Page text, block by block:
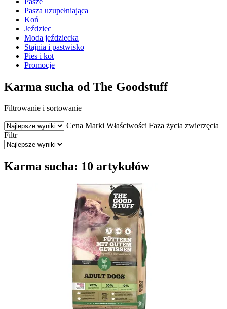
Pasza uzupełniająca
Koń
Jeździec
Moda jeździecka
Stajnia i pastwisko
Pies i kot
Promocje
Karma sucha od The Goodstuff
Filtrowanie i sortowanie
Cena Marki Właściwości Faza życia zwierzęcia
Filtr
Karma sucha: 10 artykułów